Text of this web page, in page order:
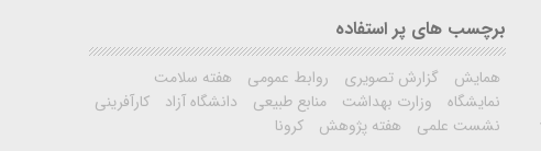
برچسب های پر استفاده
همایش گزارش تصویری روابط عمومی
هفته سلامت
نمایشگاه
وزارت بهداشت منابع طبیعی دانشگاه آزاد
کارآفرینی
نشست علمی
هفته پژوهش کرونا